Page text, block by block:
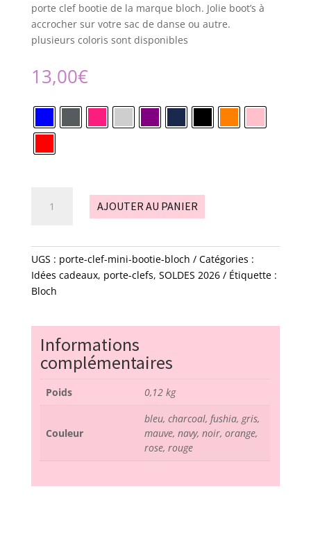
porte clef bootie de la marque bloch. Jolie boot’s à
accrocher sur votre sac de danse ou autre.
plusieurs coloris sont disponibles
13,00€
-
Mini
bootie
AJOUTER AU PANIER
UGS : porte-clef-mini-bootie-bloch
Catégories :
Idées cadeaux, porte-clefs, SOLDES 2026
Étiquette :
Bloch
Informations
complémentaires
Poids 0,12 kg
Couleur
bleu, charcoal, fushia, gris,
mauve, navy, noir, orange,
rose, rouge